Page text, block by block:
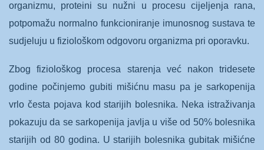
organizmu, proteini su nužni u procesu cijeljenja rana,
potpomažu normalno funkcioniranje imunosnog sustava te
sudjeluju u fiziološkom odgovoru organizma pri oporavku.
Zbog fiziološkog procesa starenja već nakon tridesete
godine počinjemo gubiti mišićnu masu pa je sarkopenija
vrlo česta pojava kod starijih bolesnika. Neka istraživanja
pokazuju da se sarkopenija javlja u više od 50% bolesnika
starijih od 80 godina. U starijih bolesnika gubitak mišićne